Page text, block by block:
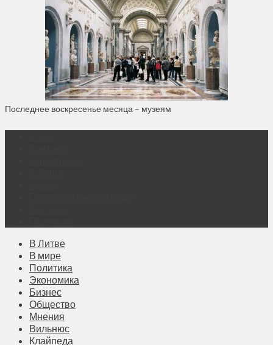
Последнее воскресенье месяца – музеям
В Литве
В мире
Политика
Экономика
Бизнес
Общество
Мнения
Вильнюс
Клайпеда